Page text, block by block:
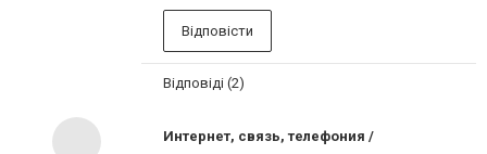
Відповісти
Відповіді (2)
Интернет, связь, телефония /